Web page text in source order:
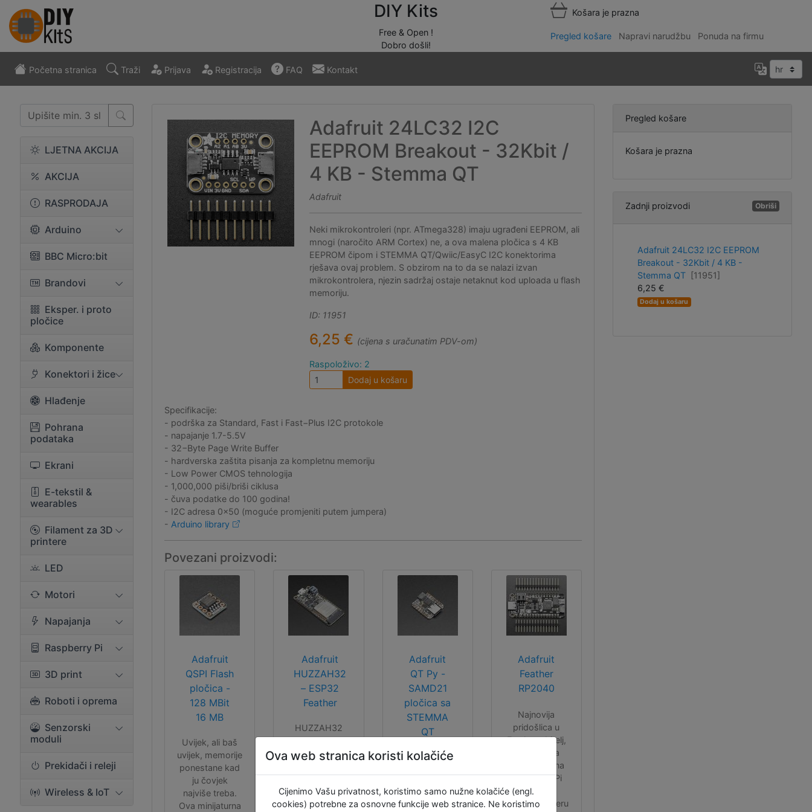
DIY Kits
Free & Open !
Dobro došli!
Košara je prazna
Pregled košare Napravi narudžbu Ponuda na firmu
Početna stranica Traži Prijava Registracija FAQ Kontakt
LJETNA AKCIJA
AKCIJA
RASPRODAJA
Arduino
BBC Micro:bit
Brandovi
Eksper. i proto
pločice
Komponente
Konektori i žice
Hlađenje
Pohrana
podataka
Ekrani
E-tekstil &
wearables
Filament za 3D
printere
LED
Motori
Napajanja
Raspberry Pi
3D print
Roboti i oprema
Senzorski
moduli
Prekidači i releji
Wireless & IoT
Adafruit 24LC32 I2C
EEPROM Breakout - 32Kbit /
4 KB - Stemma QT
Adafruit
Neki mikrokontroleri (npr. ATmega328) imaju ugrađeni EEPROM, ali
mnogi (naročito ARM Cortex) ne, a ova malena pločica s 4 KB
EEPROM čipom i STEMMA QT/Qwiic/EasyC I2C konektorima
rješava ovaj problem. S obzirom na to da se nalazi izvan
mikrokontrolera, njezin sadržaj ostaje netaknut kod uploada u flash
memoriju.
ID: 11951
6,25 € (cijena s uračunatim PDV-om)
Raspoloživo: 2
Dodaj u košaru
Specifikacije:
- podrška za Standard, Fast i Fast−Plus I2C protokole
- napajanje 1.7-5.5V
- 32−Byte Page Write Buffer
- hardverska zaštita pisanja za kompletnu memoriju
- Low Power CMOS tehnologija
- 1,000,000 piši/briši ciklusa
- čuva podatke do 100 godina!
- I2C adresa 0x50 (moguće promjeniti putem jumpera)
- Arduino library
Povezani proizvodi:
Adafruit
QSPI Flash
pločica -
128 MBit
16 MB
Uvijek, ali baš
uvijek, memorije
ponestane kad
ju čovjek
najviše treba.
Ova minijaturna
Adafruit
HUZZAH32
– ESP32
Feather
HUZZAH32
Feather
bazirana je na
se nalazi
službeni
WROOM32
Adafruit
QT Py -
SAMD21
pločica sa
STEMMA
QT
Minijaturna
i pinoutom je
kompatibilna sa
Adafruit
Feather
RP2040
Najnovija
pridošlica u
Feather obitelj,
ova pločica
bazirana je na
Raspberry Pi
RP2040
mikrokontroleru
Pregled košare
Košara je prazna
Zadnji proizvodi Obriši
Adafruit 24LC32 I2C EEPROM
Breakout - 32Kbit / 4 KB -
Stemma QT
[11951]
6,25 €
Dodaj u košaru
Ova web stranica koristi kolačiće
Cijenimo Vašu privatnost, koristimo samo nužne kolačiće (engl.
cookies) potrebne za osnovne funkcije web stranice. Ne koristimo